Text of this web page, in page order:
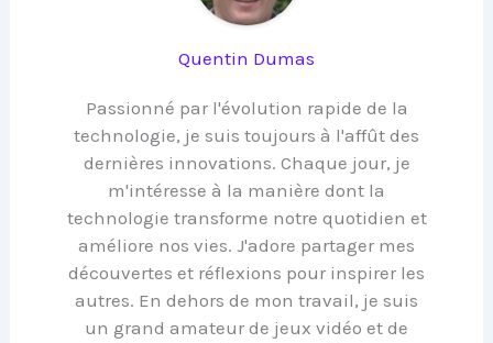
Quentin Dumas
Passionné par l'évolution rapide de la
technologie, je suis toujours à l'affût des
dernières innovations. Chaque jour, je
m'intéresse à la manière dont la
technologie transforme notre quotidien et
améliore nos vies. J'adore partager mes
découvertes et réflexions pour inspirer les
autres. En dehors de mon travail, je suis
un grand amateur de jeux vidéo et de